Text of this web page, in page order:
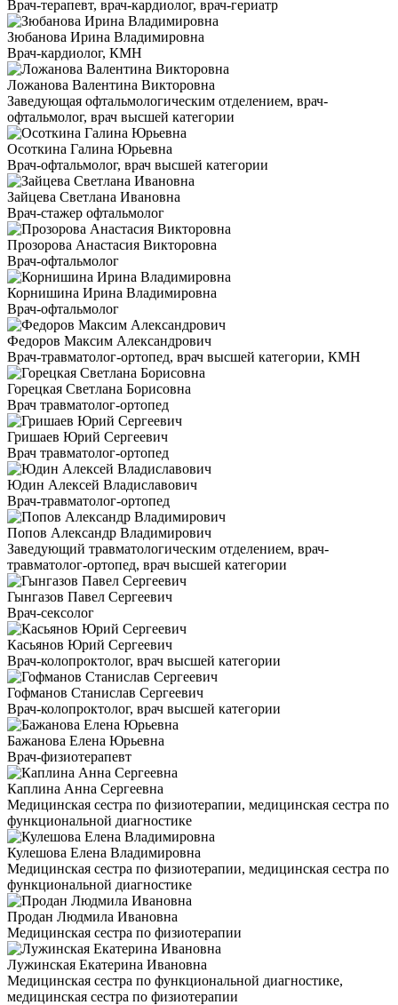
Врач-терапевт, врач-кардиолог, врач-гериатр
Зюбанова Ирина Владимировна
Врач-кардиолог, КМН
Ложанова Валентина Викторовна
Заведующая офтальмологическим отделением, врач-
офтальмолог, врач высшей категории
Осоткина Галина Юрьевна
Врач-офтальмолог, врач высшей категории
Зайцева Светлана Ивановна
Врач-стажер офтальмолог
Прозорова Анастасия Викторовна
Врач-офтальмолог
Корнишина Ирина Владимировна
Врач-офтальмолог
Федоров Максим Александрович
Врач-травматолог-ортопед, врач высшей категории, КМН
Горецкая Светлана Борисовна
Врач травматолог-ортопед
Гришаев Юрий Сергеевич
Врач травматолог-ортопед
Юдин Алексей Владиславович
Врач-травматолог-ортопед
Попов Александр Владимирович
Заведующий травматологическим отделением, врач-
травматолог-ортопед, врач высшей категории
Гынгазов Павел Сергеевич
Врач-сексолог
Касьянов Юрий Сергеевич
Врач-колопроктолог, врач высшей категории
Гофманов Станислав Сергеевич
Врач-колопроктолог, врач высшей категории
Бажанова Елена Юрьевна
Врач-физиотерапевт
Каплина Анна Сергеевна
Медицинская сестра по физиотерапии, медицинская сестра по
функциональной диагностике
Кулешова Елена Владимировна
Медицинская сестра по физиотерапии, медицинская сестра по
функциональной диагностике
Продан Людмила Ивановна
Медицинская сестра по физиотерапии
Лужинская Екатерина Ивановна
Медицинская сестра по функциональной диагностике,
медицинская сестра по физиотерапии